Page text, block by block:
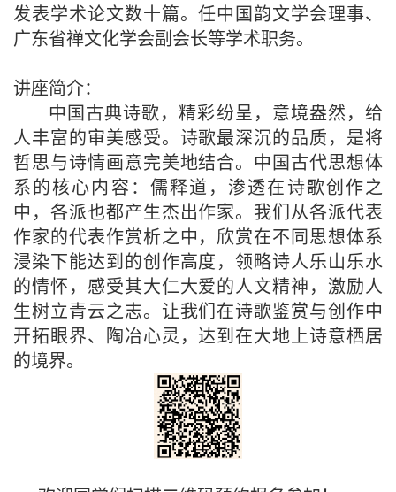
发表学术论文数十篇。任中国韵文学会理事、
广东省禅文化学会副会长等学术职务。
讲座简介：
中国古典诗歌，精彩纷呈，意境盎然，给
人丰富的审美感受。诗歌最深沉的品质，是将
哲思与诗情画意完美地结合。中国古代思想体
系的核心内容：儒释道，渗透在诗歌创作之
中，各派也都产生杰出作家。我们从各派代表
作家的代表作赏析之中，欣赏在不同思想体系
浸染下能达到的创作高度，领略诗人乐山乐水
的情怀，感受其大仁大爱的人文精神，激励人
生树立青云之志。让我们在诗歌鉴赏与创作中
开拓眼界、陶冶心灵，达到在大地上诗意栖居
的境界。